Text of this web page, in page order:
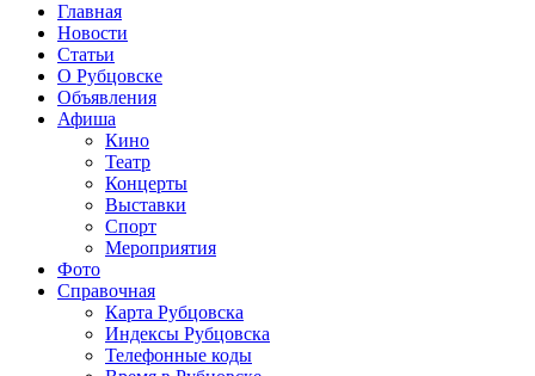
Главная
Новости
Статьи
О Рубцовске
Объявления
Афиша
Кино
Театр
Концерты
Выставки
Спорт
Мероприятия
Фото
Справочная
Карта Рубцовска
Индексы Рубцовска
Телефонные коды